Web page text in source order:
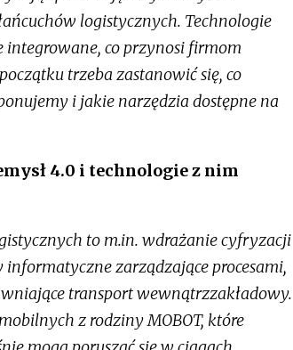
logistycznych. Technologie
integrowane, co przynosi firmom
trzeba zastanowić się, co
i jakie narzędzia dostępne na
4.0 i technologie z nim
to m.in. wdrażanie cyfryzacji
zarządzające procesami,
transport wewnątrzzakładowy.
z rodziny MOBOT, które